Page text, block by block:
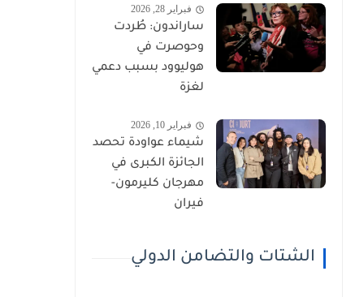
فبراير 28, 2026
ساراندون: طُردت
وحوصرت في
هوليوود بسبب دعمي
لغزة
فبراير 10, 2026
شيماء عواودة تحصد
الجائزة الكبرى في
مهرجان كليرمون-
فيران
الشتات والتضامن الدولي